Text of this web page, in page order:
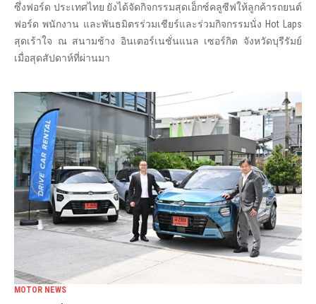
ซึ่งฟอร์ด ประเทศไทย ยังได้จัดกิจกรรมสุดเอ็กซ์คลูซีฟให้ลูกค้ารถยนต์
ฟอร์ด พนักงาน และพันธมิตรร่วมเชียร์และร่วมกิจกรรมนั่ง Hot Laps
สุดเร้าใจ ณ สนามช้าง อินเตอร์เนชั่นแนล เซอร์กิต จังหวัดบุรีรัมย์
เมื่อสุดสัปดาห์ที่ผ่านมา
MOTOR NEWS